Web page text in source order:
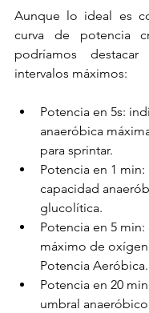
Aunque lo ideal es
curva de potencia
podríamos
intervalos máximos:
Potencia en 5s:
anaeróbica
para sprintar.
Potencia en 1 min:
capacidad
glucolítica.
Potencia en 5
máximo de
Potencia
Potencia en 20
umbral